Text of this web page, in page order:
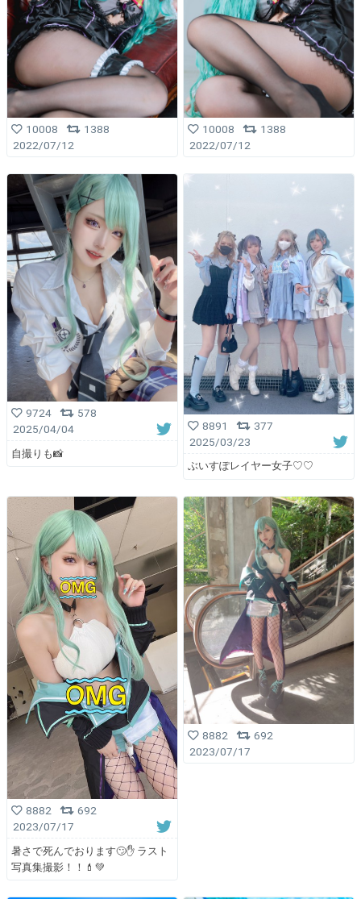
10008
1388
2022/07/12
10008
1388
2022/07/12
9724
578
2025/04/04
自撮りも📸
8891
377
2025/03/23
ぶいすぽレイヤー女子♡♡
8882
692
2023/07/17
暑さで死んでおります🙄✋ ラスト
写真集撮影！！💄💚
8882
692
2023/07/17